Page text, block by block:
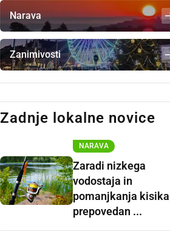
Narava
Zanimivosti
Zadnje lokalne novice
NARAVA
Zaradi nizkega
vodostaja in
pomanjkanja kisika
prepovedan ...